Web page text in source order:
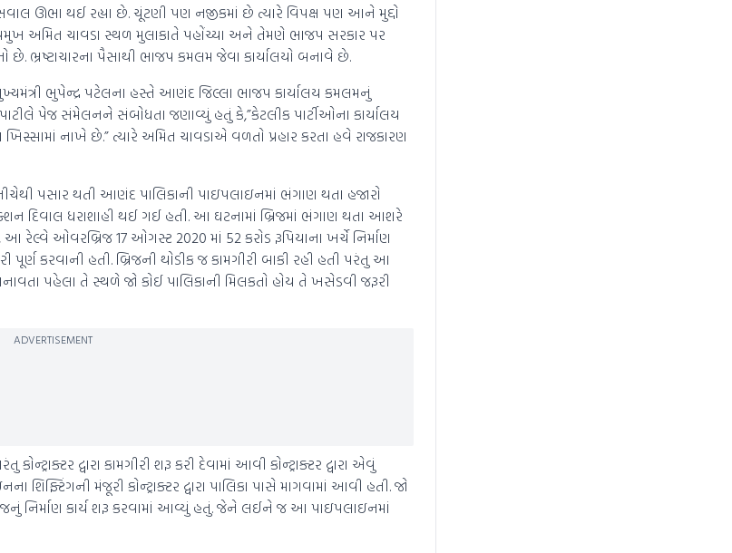
ઊભા થઈ રહ્યા છે. ચૂંટણી પણ નજીકમાં છે ત્યારે વિપક્ષ પણ આને મુદ્દો
અમિત ચાવડા સ્થળ મુલાકાતે પહોંચ્યા અને તેમણે ભાજપ સરકાર પર
છે. ભ્રષ્ટાચારના પૈસાથી ભાજપ કમલમ જેવા કાર્યાલયો બનાવે છે.
ભુપેન્દ્ર પટેલના હસ્તે આણંદ જિલ્લા ભાજપ કાર્યાલય કમલમનું
પેજ સંમેલનને સંબોધતા જણાવ્યું હતું કે,”કેટલીક પાર્ટીઓના કાર્યાલય
નાખે છે.” ત્યારે અમિત ચાવડાએ વળતો પ્રહાર કરતા હવે રાજકારણ
પસાર થતી આણંદ પાલિકાની પાઇપલાઇનમાં ભંગાણ થતા હજારો
દિવાલ ધરાશાહી થઈ ગઈ હતી. આ ઘટનામાં બ્રિજમાં ભંગાણ થતા આશરે
રેલ્વે ઓવરબ્રિજ 17 ઓગસ્ટ 2020 માં 52 કરોડ રૂપિયાના ખર્ચે નિર્માણ
પૂર્ણ કરવાની હતી. બ્રિજની થોડીક જ કામગીરી બાકી રહી હતી પરંતુ આ
પહેલા તે સ્થળે જો કોઈ પાલિકાની મિલકતો હોય તે ખસેડવી જરૂરી
ADVERTISEMENT
દ્વારા કામગીરી શરૂ કરી દેવામાં આવી કોન્ટ્રાક્ટર દ્વારા એવું
શિફ્ટિંગની મંજૂરી કોન્ટ્રાક્ટર દ્વારા પાલિકા પાસે માગવામાં આવી હતી. જો
નિર્માણ કાર્ય શરૂ કરવામાં આવ્યું હતું. જેને લઈને જ આ પાઇપલાઇનમાં